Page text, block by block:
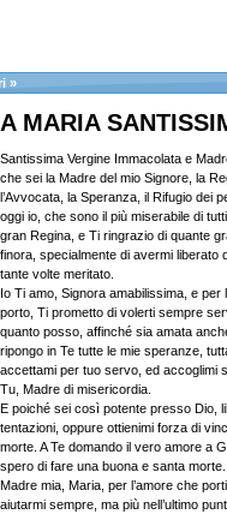
»
A MARIA
Santissima Vergine Immacolata e
che sei la Madre del mio Signore, la
l’Avvocata, la Speranza, il Rifugio dei
oggi io, che sono il più miserabile di
gran Regina, e Ti ringrazio di quante
finora, specialmente di avermi liberato
tante volte meritato.
Io Ti amo, Signora amabilissima, e per
porto, Ti prometto di volerti sempre
quanto posso, affinché sia amata
ripongo in Te tutte le mie speranze,
accettami per tuo servo, ed accoglimi
Tu, Madre di misericordia.
E poiché sei così potente presso Dio,
tentazioni, oppure ottienimi forza di
morte. A Te domando il vero amore a
spero di fare una buona e santa morte.
Madre mia, Maria, per l’amore che
aiutarmi sempre, ma più nell’ultimo